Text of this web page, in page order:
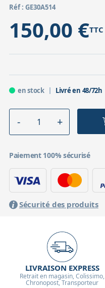
Réf : GE30A514
150,00 €TTC
en stock Livré en 48/72h
Paiement 100% sécurisé
Sécurité des produits
LIVRAISON EXPRESS
Retrait en magasin, Colissimo,
Chronopost, Transporteur